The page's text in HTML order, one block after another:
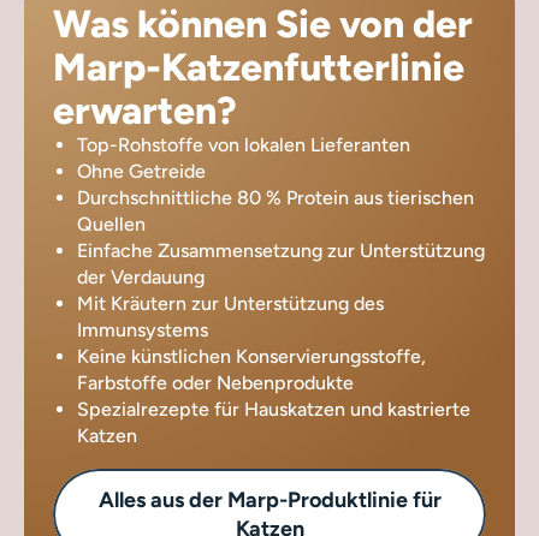
Was können Sie von der
Marp-Katzenfutterlinie
erwarten?
Top-Rohstoffe von lokalen Lieferanten
Ohne Getreide
Durchschnittliche 80 % Protein aus tierischen
Quellen
Einfache Zusammensetzung zur Unterstützung
der Verdauung
Mit Kräutern zur Unterstützung des
Immunsystems
Keine künstlichen Konservierungsstoffe,
Farbstoffe oder Nebenprodukte
Spezialrezepte für Hauskatzen und kastrierte
Katzen
Alles aus der Marp-Produktlinie für
Katzen